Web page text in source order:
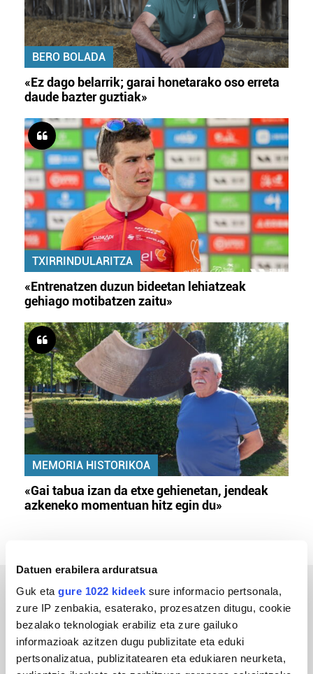
Datuen erabilera arduratsua
Guk eta gure 1022 kideek sure informacio pertsonala,
zure IP zenbakia, esaterako, prozesatzen ditugu, cookie
bezalako teknologiak erabiliz eta zure gailuko
informazioak azitzen dugu publizitate eta eduki
pertsonalizatua, publizitatearen eta edukiaren neurketa,
BERO BOLADA
«Ez dago belarrik; garai honetarako oso erreta
daude bazter guztiak»
TXIRRINDULARITZA
«Entrenatzen duzun bideetan lehiatzeak
gehiago motibatzen zaitu»
MEMORIA HISTORIKOA
«Gai tabua izan da etxe gehienetan, jendeak
azkeneko momentuan hitz egin du»
ERREPORTAJEAK